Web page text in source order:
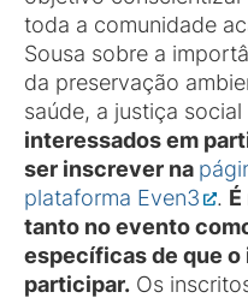
toda a comunidade
Sousa sobre a
da preservação
saúde, a justiça
interessados em
ser inscrever na
plataforma Even3
.
tanto no evento
específicas de que
participar. Os